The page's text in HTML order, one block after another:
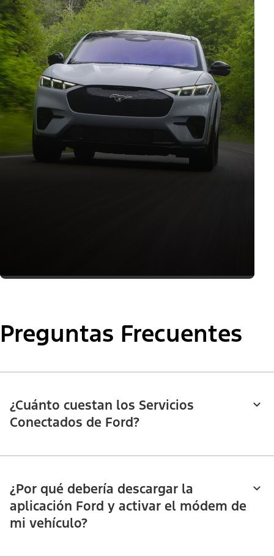
Preguntas Frecuentes
¿Cuánto cuestan los Servicios
Conectados de Ford?
¿Por qué debería descargar la
aplicación Ford y activar el módem de
mi vehículo?